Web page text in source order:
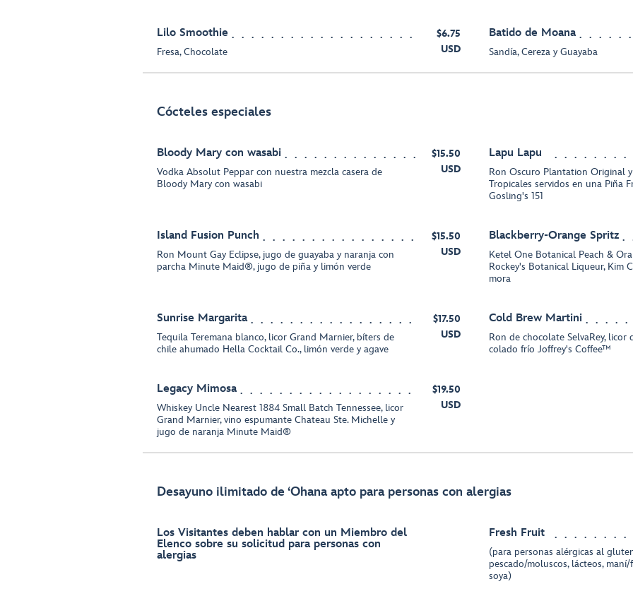
Lilo Smoothie
Fresa, Chocolate
$6.75
USD
Batido de Moana
Sandía, Cereza y Guayaba
Cócteles especiales
Bloody Mary con wasabi
Vodka Absolut Peppar con nuestra mezcla casera de
Bloody Mary con wasabi
$15.50
USD
Lapu Lapu
Ron Oscuro Plantation Original
Tropicales servidos en una Piña
Gosling's 151
Island Fusion Punch
Ron Mount Gay Eclipse, jugo de guayaba y naranja con
parcha Minute Maid®, jugo de piña y limón verde
$15.50
USD
Blackberry-Orange Spritz
Ketel One Botanical Peach &
Rockey's Botanical Liqueur, Kim
mora
Sunrise Margarita
Tequila Teremana blanco, licor Grand Marnier, bíters de
chile ahumado Hella Cocktail Co., limón verde y agave
$17.50
USD
Cold Brew Martini
Ron de chocolate SelvaRey, licor
colado frío Joffrey's Coffee™
Legacy Mimosa
Whiskey Uncle Nearest 1884 Small Batch Tennessee, licor
Grand Marnier, vino espumante Chateau Ste. Michelle y
jugo de naranja Minute Maid®
$19.50
USD
Desayuno ilimitado de ʻOhana apto para personas con alergias
Los Visitantes deben hablar con un Miembro del
Elenco sobre su solicitud para personas con
alergias
Fresh Fruit
(para personas alérgicas al
pescado/moluscos, lácteos,
soya)